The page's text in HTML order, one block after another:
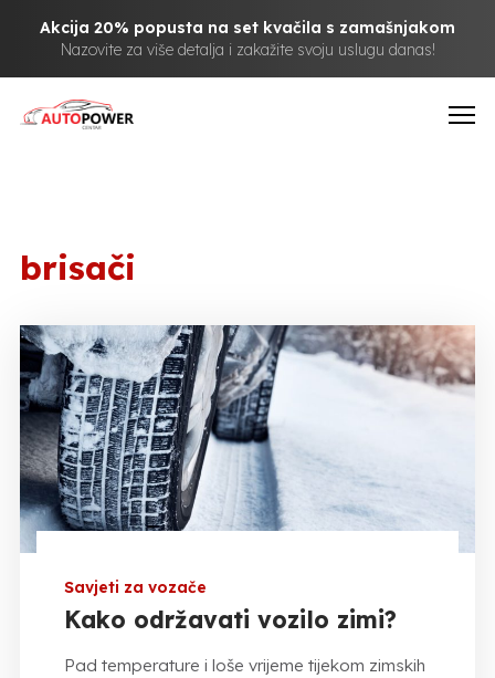
Akcija 20% popusta na set kvačila s zamašnjakom
Nazovite za više detalja i zakažite svoju uslugu danas!
brisači
Savjeti za vozače
Kako održavati vozilo zimi?
Pad temperature i loše vrijeme tijekom zimskih